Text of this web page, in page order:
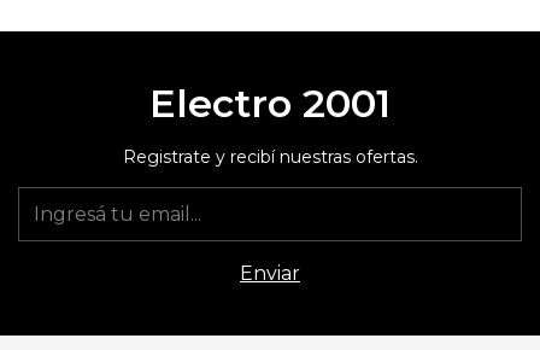
Electro 2001
Registrate y recibí nuestras ofertas.